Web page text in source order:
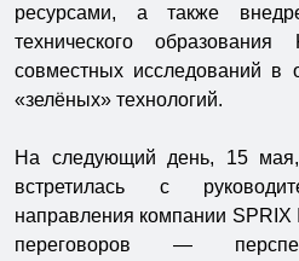
ресурсами, а также
технического
совместных исследований в
«зелёных» технологий.
На следующий день, 15 мая,
встретилась с
направления компании
переговоров —